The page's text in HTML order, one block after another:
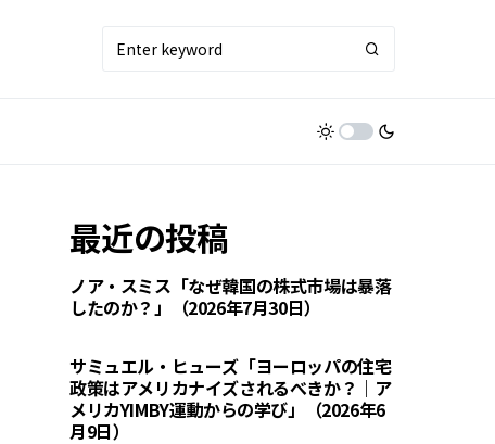
最近の投稿
ノア・スミス「なぜ韓国の株式市場は暴落
したのか？」（2026年7月30日）
サミュエル・ヒューズ「ヨーロッパの住宅
政策はアメリカナイズされるべきか？｜ア
メリカYIMBY運動からの学び」（2026年6
月9日）